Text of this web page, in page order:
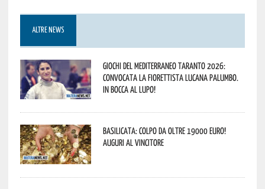
ALTRE NEWS
Giochi del Mediterraneo Taranto 2026:
convocata la fiorettista lucana Palumbo.
In bocca al lupo!
Basilicata: colpo da oltre 19000 Euro!
Auguri al vincitore